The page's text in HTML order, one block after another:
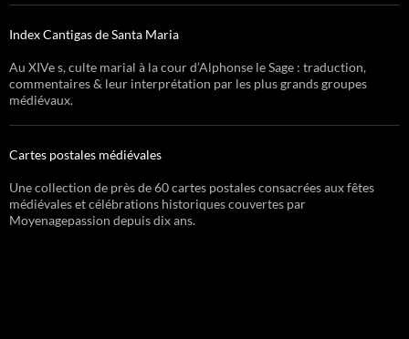
Index Cantigas de Santa Maria
Au XIVe s, culte marial à la cour d’Alphonse le Sage : traduction,
commentaires & leur interprétation par les plus grands groupes
médiévaux.
Cartes postales médiévales
Une collection de près de 60 cartes postales consacrées aux fêtes
médiévales et célébrations historiques couvertes par
Moyenagepassion depuis dix ans.